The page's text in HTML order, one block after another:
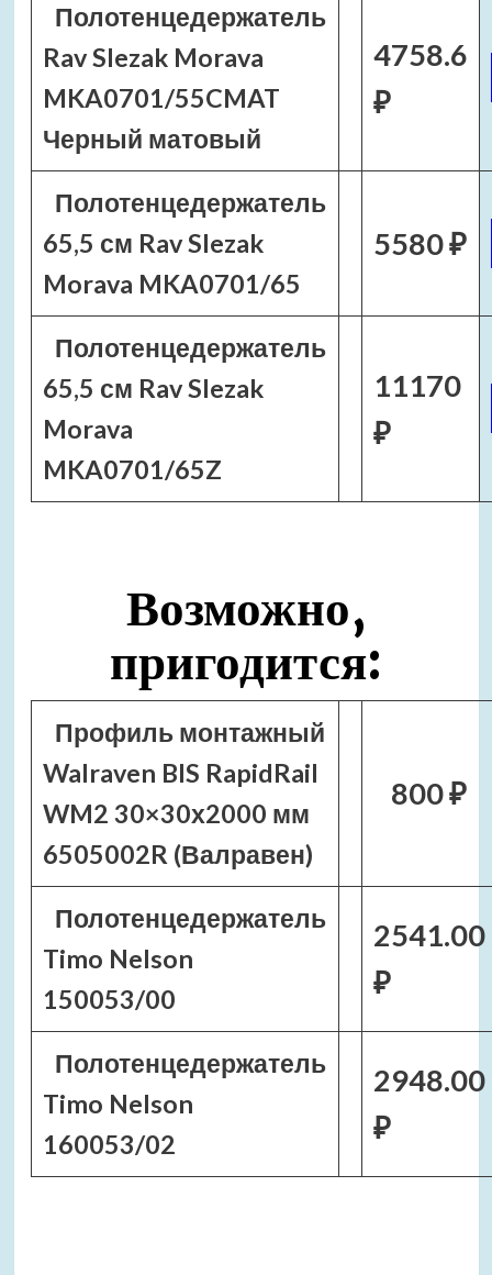
Полотенцедержатель
Rav Slezak Morava
MKA0701/55CMAT
Черный матовый
4758.6
₽
Полотенцедержатель
65,5 см Rav Slezak
Morava MKA0701/65
5580 ₽
Полотенцедержатель
65,5 см Rav Slezak
Morava
MKA0701/65Z
11170
₽
Возможно,
пригодится:
Профиль монтажный
Walraven BIS RapidRail
WM2 30×30х2000 мм
6505002R (Валравен)
800 ₽
Полотенцедержатель
Timo Nelson
150053/00
2541.00
₽
Полотенцедержатель
Timo Nelson
160053/02
2948.00
₽